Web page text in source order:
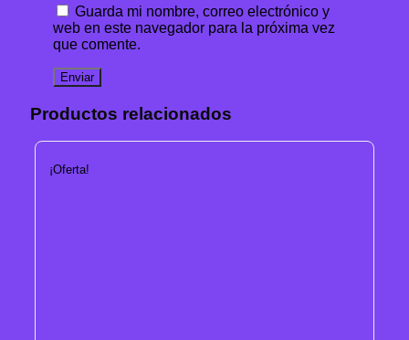
Guarda mi nombre, correo electrónico y
web en este navegador para la próxima vez
que comente.
Productos relacionados
¡Oferta!